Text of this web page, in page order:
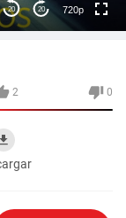
20 20 720p
2 0